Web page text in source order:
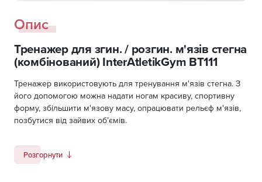
Опис
Тренажер для згин. / розгин. м'язів стегна
(комбінований) InterAtletikGym BT111
Тренажер використовують для тренування м'язів стегна. З
його допомогою можна надати ногам красиву, спортивну
форму, збільшити м'язову масу, опрацювати рельєф м'язів,
позбутися від зайвих об’ємів.
тренажерних залах, використовується як одна з
Розгорнути